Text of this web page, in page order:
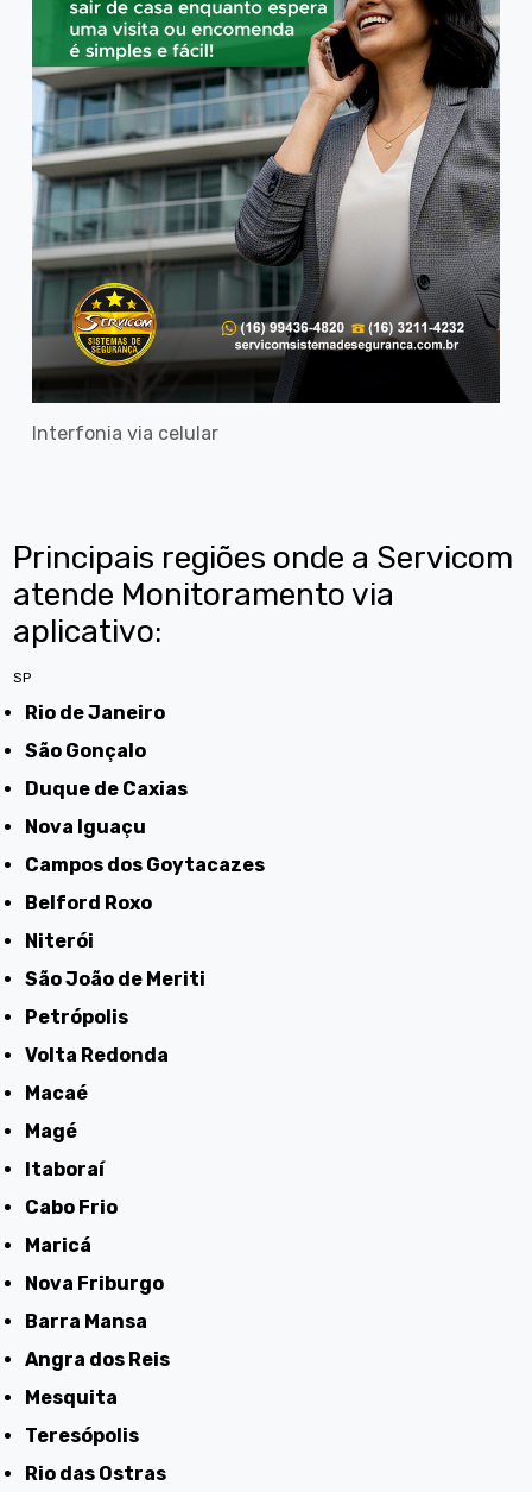
Interfonia via celular
Principais regiões onde a Servicom
atende Monitoramento via
aplicativo:
SP
Rio de Janeiro
São Gonçalo
Duque de Caxias
Nova Iguaçu
Campos dos Goytacazes
Belford Roxo
Niterói
São João de Meriti
Petrópolis
Volta Redonda
Macaé
Magé
Itaboraí
Cabo Frio
Maricá
Nova Friburgo
Barra Mansa
Angra dos Reis
Mesquita
Teresópolis
Rio das Ostras